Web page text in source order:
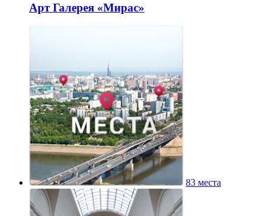
Арт Галерея «Мирас»
83 места